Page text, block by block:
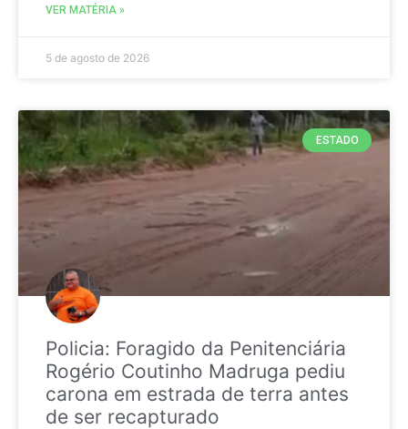
VER MATÉRIA »
5 de agosto de 2026
ESTADO
Policia: Foragido da Penitenciária
Rogério Coutinho Madruga pediu
carona em estrada de terra antes
de ser recapturado